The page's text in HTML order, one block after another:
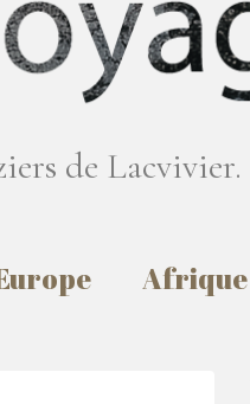
de Lacvivier.
Afrique